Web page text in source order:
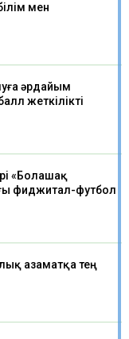
мен
әрдайым
жеткілікті
«Болашақ
фиджитал-футбол
азаматқа тең